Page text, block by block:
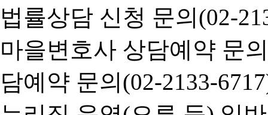
법률상담 신청 문의(02-
마을변호사 상담예약 문
담예약 문의(02-2133-